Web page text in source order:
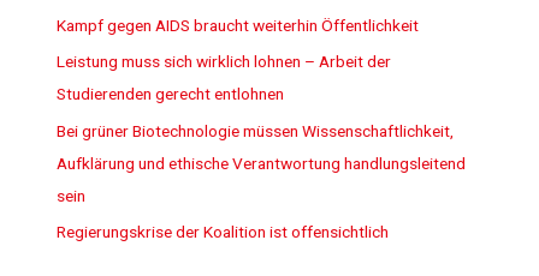
Kampf gegen AIDS braucht weiterhin Öffentlichkeit
Leistung muss sich wirklich lohnen – Arbeit der
Studierenden gerecht entlohnen
Bei grüner Biotechnologie müssen Wissenschaftlichkeit,
Aufklärung und ethische Verantwortung handlungsleitend
sein
Regierungskrise der Koalition ist offensichtlich